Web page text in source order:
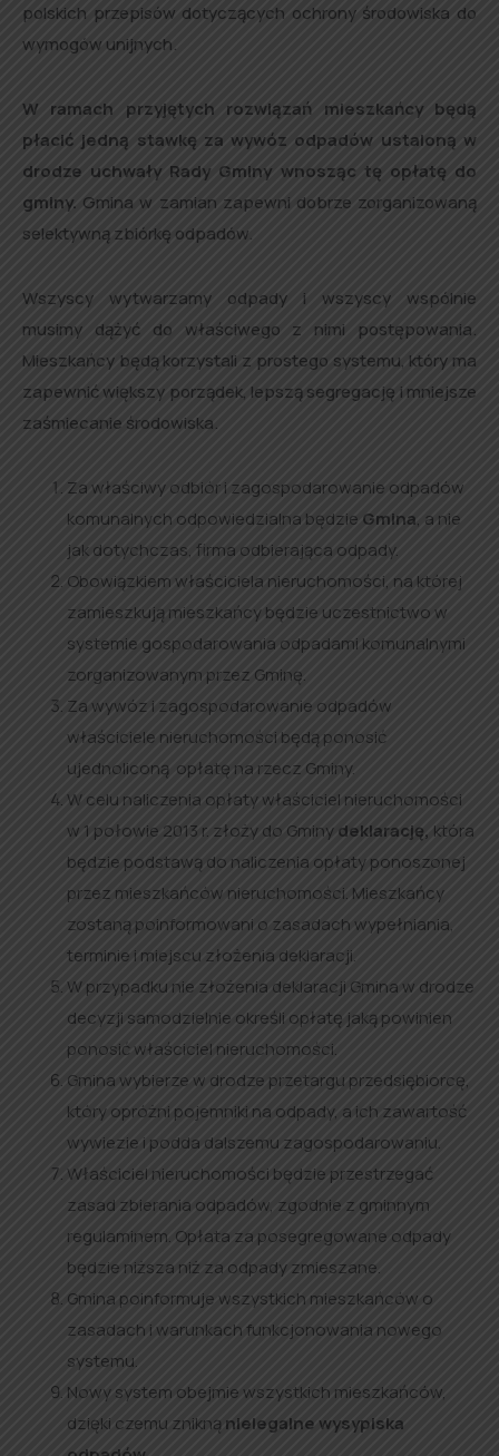
polskich przepisów dotyczących ochrony środowiska do
wymogów unijnych.
W ramach przyjętych rozwiązań mieszkańcy będą
płacić jedną stawkę za wywóz odpadów ustaloną w
drodze uchwały Rady Gminy wnosząc tę opłatę do
gminy. Gmina w zamian zapewni dobrze zorganizowaną
selektywną zbiórkę odpadów.
Wszyscy wytwarzamy odpady i wszyscy wspólnie
musimy dążyć do właściwego z nimi postępowania.
Mieszkańcy będą korzystali z prostego systemu, który ma
zapewnić większy porządek, lepszą segregację i mniejsze
zaśmiecanie środowiska.
Za właściwy odbiór i zagospodarowanie odpadów
komunalnych odpowiedzialna będzie Gmina, a nie
jak dotychczas, firma odbierająca odpady.
Obowiązkiem właściciela nieruchomości, na której
zamieszkują mieszkańcy będzie uczestnictwo w
systemie gospodarowania odpadami komunalnymi
zorganizowanym przez Gminę.
Za wywóz i zagospodarowanie odpadów
właściciele nieruchomości będą ponosić
ujednoliconą opłatę na rzecz Gminy.
W celu naliczenia opłaty właściciel nieruchomości
w 1 połowie 2013 r. złoży do Gminy deklarację, która
będzie podstawą do naliczenia opłaty ponoszonej
przez mieszkańców nieruchomości. Mieszkańcy
zostaną poinformowani o zasadach wypełniania,
terminie i miejscu złożenia deklaracji.
W przypadku nie złożenia deklaracji Gmina w drodze
decyzji samodzielnie określi opłatę jaką powinien
ponosić właściciel nieruchomości.
Gmina wybierze w drodze przetargu przedsiębiorcę,
który opróżni pojemniki na odpady, a ich zawartość
wywiezie i podda dalszemu zagospodarowaniu.
Właściciel nieruchomości będzie przestrzegać
zasad zbierania odpadów, zgodnie z gminnym
regulaminem. Opłata za posegregowane odpady
będzie niższa niż za odpady zmieszane.
Gmina poinformuje wszystkich mieszkańców o
zasadach i warunkach funkcjonowania nowego
systemu.
Nowy system obejmie wszystkich mieszkańców,
dzięki czemu zniknąnielegalne wysypiska